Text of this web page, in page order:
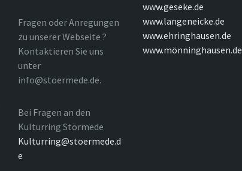
Fragen oder Anregungen
zu unserer Webseite ?
Kontaktieren Sie uns
unter
info@stoermede.de.
Bei Fragen an den
Kulturring Störmede
Kulturring@stoermede.d
e
www.geseke.de
www.langeneicke.de
www.ehringhausen.de
www.mönninghausen.de